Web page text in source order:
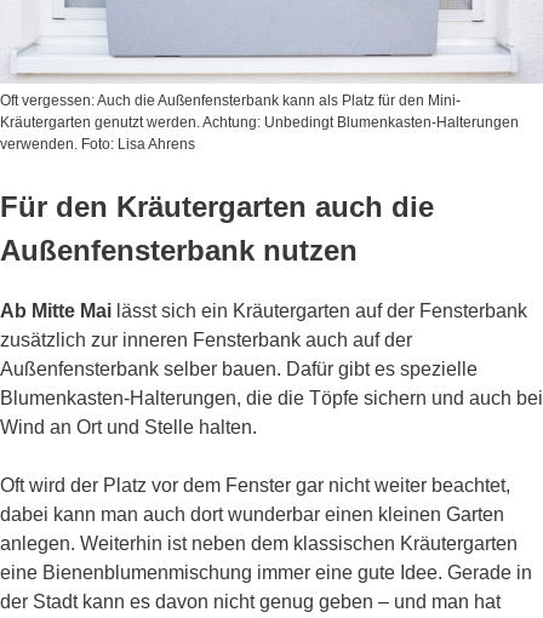
Oft vergessen: Auch die Außenfensterbank kann als Platz für den Mini-
Kräutergarten genutzt werden. Achtung: Unbedingt Blumenkasten-Halterungen
verwenden. Foto: Lisa Ahrens
Für den Kräutergarten auch die
Außenfensterbank nutzen
Ab Mitte Mai lässt sich ein Kräutergarten auf der Fensterbank
zusätzlich zur inneren Fensterbank auch auf der
Außenfensterbank selber bauen. Dafür gibt es spezielle
Blumenkasten-Halterungen, die die Töpfe sichern und auch bei
Wind an Ort und Stelle halten.
Oft wird der Platz vor dem Fenster gar nicht weiter beachtet,
dabei kann man auch dort wunderbar einen kleinen Garten
anlegen. Weiterhin ist neben dem klassischen Kräutergarten
eine Bienenblumenmischung immer eine gute Idee. Gerade in
der Stadt kann es davon nicht genug geben – und man hat